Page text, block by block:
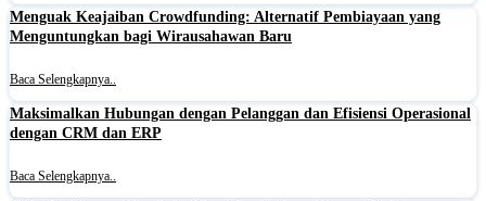
Menguak Keajaiban Crowdfunding: Alternatif Pembiayaan yang
Menguntungkan bagi Wirausahawan Baru
Baca Selengkapnya..
Maksimalkan Hubungan dengan Pelanggan dan Efisiensi Operasional
dengan CRM dan ERP
Baca Selengkapnya..